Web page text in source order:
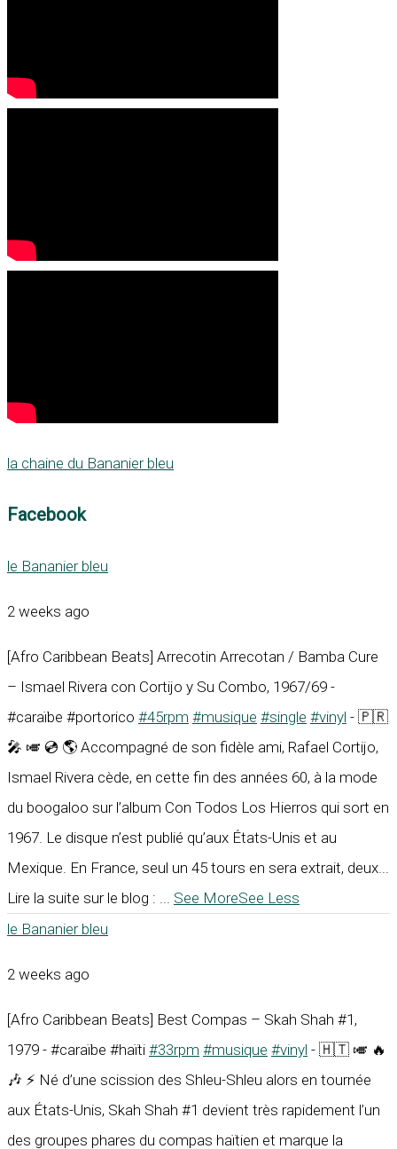
la chaine du Bananier bleu
Facebook
le Bananier bleu
2 weeks ago
[Afro Caribbean Beats] Arrecotin Arrecotan / Bamba Cure
– Ismael Rivera con Cortijo y Su Combo, 1967/69 -
#caraïbe #portorico #45rpm #musique #single #vinyl - 🇵🇷
🎤 🎺 💿 🌎 Accompagné de son fidèle ami, Rafael Cortijo,
Ismael Rivera cède, en cette fin des années 60, à la mode
du boogaloo sur l’album Con Todos Los Hierros qui sort en
1967. Le disque n’est publié qu’aux États-Unis et au
Mexique. En France, seul un 45 tours en sera extrait, deux...
Lire la suite sur le blog : ... See MoreSee Less
le Bananier bleu
2 weeks ago
[Afro Caribbean Beats] Best Compas – Skah Shah #1,
1979 - #caraïbe #haïti #33rpm #musique #vinyl - 🇭🇹 🎺 🔥
🎶 ⚡ Né d’une scission des Shleu-Shleu alors en tournée
aux États-Unis, Skah Shah #1 devient très rapidement l’un
des groupes phares du compas haïtien et marque la